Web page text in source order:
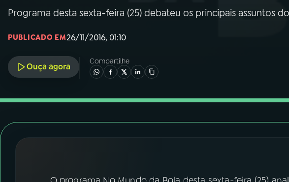
04PROGRAMAS
ACOMPANHE A RÁDIO NACIONAL
Programa desta sexta-feira (25) debateu os principais assuntos
PUBLICADO EM26/11/2016, 01:10
Ouça agora
Compartilhe